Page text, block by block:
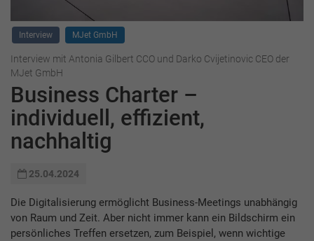
Interview MJet GmbH
Interview mit Antonia Gilbert CCO und Darko Cvijetinovic CEO der
MJet GmbH
Business Charter –
individuell, effizient,
nachhaltig
25.04.2024
Die Digitalisierung ermöglicht Business-Meetings unabhängig
von Raum und Zeit. Aber nicht immer kann ein Bildschirm ein
persönliches Treffen ersetzen, zum Beispiel, wenn wichtige